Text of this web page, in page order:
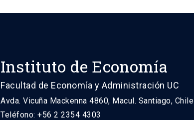
Instituto de Economía
Facultad de Economía y Administración UC
Avda. Vicuña Mackenna 4860, Macul. Santiago, Chile
Teléfono: +56 2 2354 4303